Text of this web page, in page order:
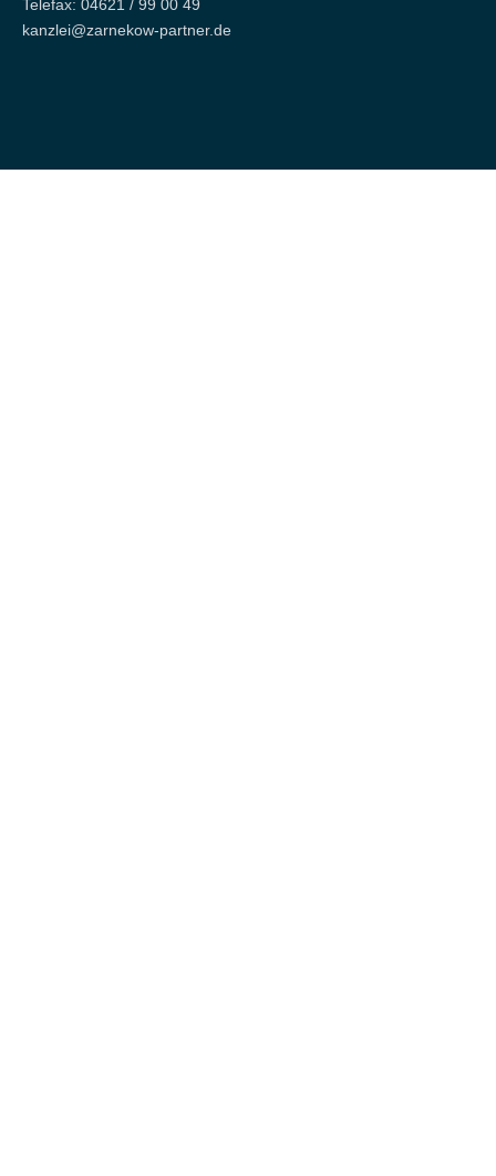
Telefax: 04621 / 99 00 49
kanzlei@zarnekow-partner.de